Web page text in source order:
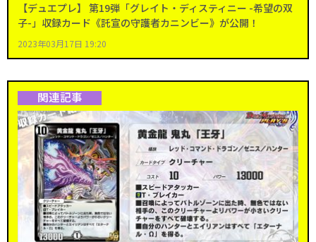
【デュエプレ】 第19弾「グレイト・ディスティニー -希望の双
子-」収録カード《託宣の守護者カニンビー》が公開！
2023年03月17日 19:20
関連記事